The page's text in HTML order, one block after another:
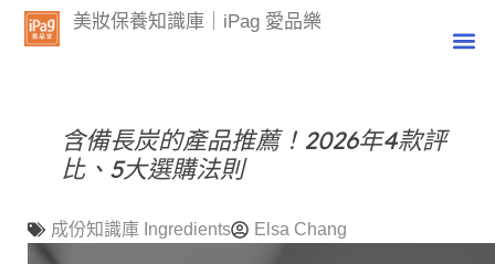
美妝保養知識庫｜iPag 愛品樂
含備長炭的產品推薦！2026年4款評
比、5大選購法則
成份知識庫 Ingredients Elsa Chang